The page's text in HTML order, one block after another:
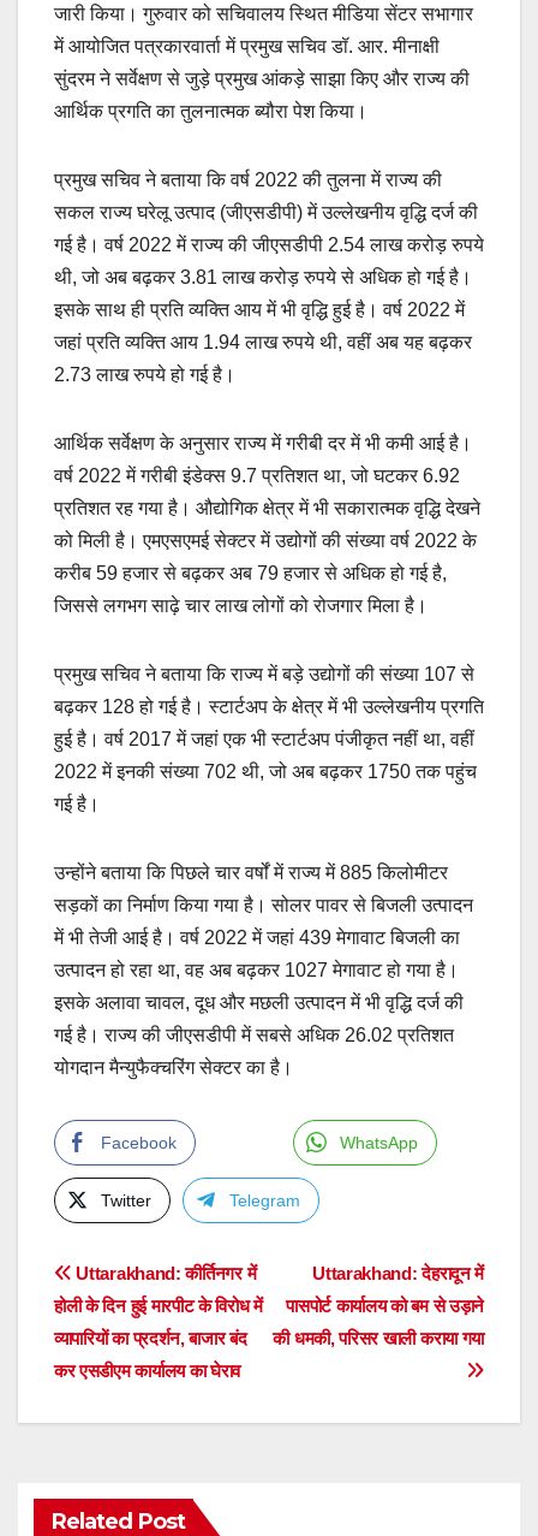
जारी किया। गुरुवार को सचिवालय स्थित मीडिया सेंटर सभागार
में आयोजित पत्रकारवार्ता में प्रमुख सचिव डॉ. आर. मीनाक्षी
सुंदरम ने सर्वेक्षण से जुड़े प्रमुख आंकड़े साझा किए और राज्य की
आर्थिक प्रगति का तुलनात्मक ब्यौरा पेश किया।
प्रमुख सचिव ने बताया कि वर्ष 2022 की तुलना में राज्य की
सकल राज्य घरेलू उत्पाद (जीएसडीपी) में उल्लेखनीय वृद्धि दर्ज की
गई है। वर्ष 2022 में राज्य की जीएसडीपी 2.54 लाख करोड़ रुपये
थी, जो अब बढ़कर 3.81 लाख करोड़ रुपये से अधिक हो गई है।
इसके साथ ही प्रति व्यक्ति आय में भी वृद्धि हुई है। वर्ष 2022 में
जहां प्रति व्यक्ति आय 1.94 लाख रुपये थी, वहीं अब यह बढ़कर
2.73 लाख रुपये हो गई है।
आर्थिक सर्वेक्षण के अनुसार राज्य में गरीबी दर में भी कमी आई है।
वर्ष 2022 में गरीबी इंडेक्स 9.7 प्रतिशत था, जो घटकर 6.92
प्रतिशत रह गया है। औद्योगिक क्षेत्र में भी सकारात्मक वृद्धि देखने
को मिली है। एमएसएमई सेक्टर में उद्योगों की संख्या वर्ष 2022 के
करीब 59 हजार से बढ़कर अब 79 हजार से अधिक हो गई है,
जिससे लगभग साढ़े चार लाख लोगों को रोजगार मिला है।
प्रमुख सचिव ने बताया कि राज्य में बड़े उद्योगों की संख्या 107 से
बढ़कर 128 हो गई है। स्टार्टअप के क्षेत्र में भी उल्लेखनीय प्रगति
हुई है। वर्ष 2017 में जहां एक भी स्टार्टअप पंजीकृत नहीं था, वहीं
2022 में इनकी संख्या 702 थी, जो अब बढ़कर 1750 तक पहुंच
गई है।
उन्होंने बताया कि पिछले चार वर्षों में राज्य में 885 किलोमीटर
सड़कों का निर्माण किया गया है। सोलर पावर से बिजली उत्पादन
में भी तेजी आई है। वर्ष 2022 में जहां 439 मेगावाट बिजली का
उत्पादन हो रहा था, वह अब बढ़कर 1027 मेगावाट हो गया है।
इसके अलावा चावल, दूध और मछली उत्पादन में भी वृद्धि दर्ज की
गई है। राज्य की जीएसडीपी में सबसे अधिक 26.02 प्रतिशत
योगदान मैन्युफैक्चरिंग सेक्टर का है।
Facebook WhatsApp
Twitter Telegram
Post
navigation
Uttarakhand: देहरादून में
पासपोर्ट कार्यालय को बम से उड़ाने
की धमकी, परिसर खाली कराया गया
Uttarakhand: कीर्तिनगर में
होली के दिन हुई मारपीट के विरोध में
व्यापारियों का प्रदर्शन, बाजार बंद
कर एसडीएम कार्यालय का घेराव
Related Post